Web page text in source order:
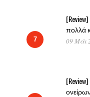
7
πολλά
09 Μάι